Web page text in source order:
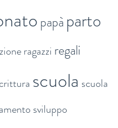
papà parto
ragazzi regali
scuola scuola
sviluppo